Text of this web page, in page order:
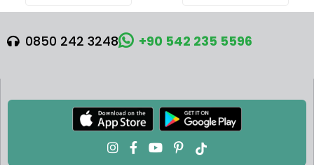
0850 242 3248 +90 542 235 5596